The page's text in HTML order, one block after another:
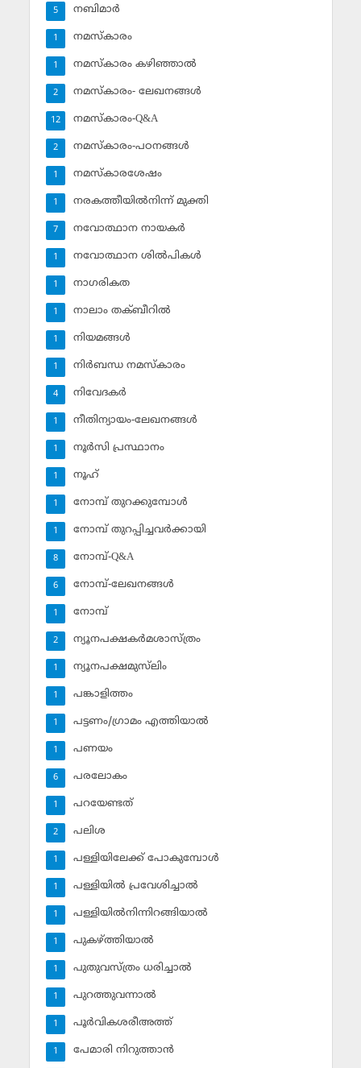
നബിമാര്‍
5
നമസ്‌കാരം
1
നമസ്‌കാരം കഴിഞ്ഞാല്‍
1
നമസ്‌കാരം- ലേഖനങ്ങള്‍
2
നമസ്‌കാരം-Q&A
12
നമസ്‌കാരം-പഠനങ്ങള്‍
2
നമസ്‌കാരശേഷം
1
നരകത്തീയില്‍നിന്ന് മുക്തി
1
നവോത്ഥാന നായകര്‍
7
നവോത്ഥാന ശില്‍പികള്‍
1
നാഗരികത
1
നാലാം തക്ബീറില്‍
1
നിയമങ്ങള്‍
1
നിര്‍ബന്ധ നമസ്‌കാരം
1
നിവേദകര്‍
4
നീതിന്യായം-ലേഖനങ്ങള്‍
1
നൂര്‍സി പ്രസ്ഥാനം
1
നൂഹ്‌
1
നോമ്പ് തുറക്കുമ്പോള്‍
1
നോമ്പ് തുറപ്പിച്ചവര്‍ക്കായി
1
നോമ്പ്-Q&A
8
നോമ്പ്-ലേഖനങ്ങള്‍
6
നോമ്പ്‌
1
ന്യൂനപക്ഷകര്‍മശാസ്ത്രം
2
ന്യൂനപക്ഷമുസ്‌ലിം
1
പങ്കാളിത്തം
1
പട്ടണം/ഗ്രാമം എത്തിയാല്‍
1
പണയം
1
പരലോകം
6
പറയേണ്ടത്
1
പലിശ
2
പള്ളിയിലേക്ക് പോകുമ്പോള്‍
1
പള്ളിയില്‍ പ്രവേശിച്ചാല്‍
1
പള്ളിയില്‍നിന്നിറങ്ങിയാല്‍
1
പുകഴ്ത്തിയാല്‍
1
പുതുവസ്ത്രം ധരിച്ചാല്‍
1
പുറത്തുവന്നാല്‍
1
പൂര്‍വികശരീഅത്ത്
1
പേമാരി നിറുത്താന്‍
1